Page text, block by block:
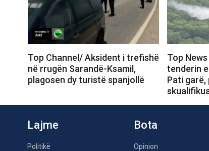
Top Channel/ Aksident i trefishë
në rrugën Sarandë-Ksamil,
plagosen dy turistë spanjollë
Top
tenderin
Pati
Lajme
Politikë
Bota
Opinion